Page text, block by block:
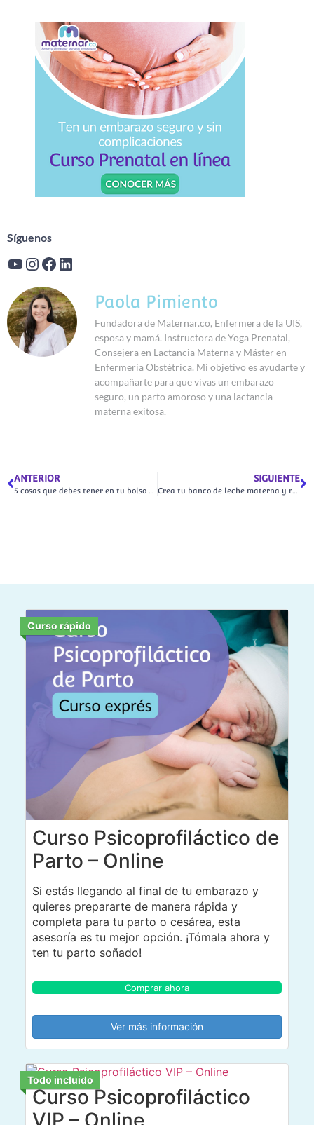
Síguenos
Paola Pimiento
Fundadora de Maternar.co, Enfermera de la UIS,
esposa y mamá. Instructora de Yoga Prenatal,
Consejera en Lactancia Materna y Máster en
Enfermería Obstétrica. Mi objetivo es ayudarte y
acompañarte para que vivas un embarazo
seguro, un parto amoroso y una lactancia
materna exitosa.
ANTERIOR
5 cosas que debes tener en tu bolso durante el embarazo
SIGUIENTE
Crea tu banco de leche materna y regresa tranquila al trabajo
Curso rápido
Curso Psicoprofiláctico de
Parto – Online
Si estás llegando al final de tu embarazo y
quieres prepararte de manera rápida y
completa para tu parto o cesárea, esta
asesoría es tu mejor opción. ¡Tómala ahora y
ten tu parto soñado!
Comprar ahora
Ver más información
Todo incluido
Curso Psicoprofiláctico
VIP – Online